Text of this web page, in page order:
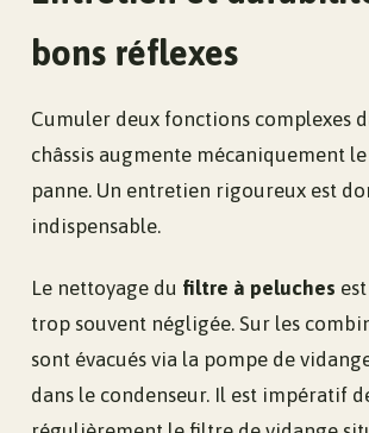
bons réflexes
Cumuler deux fonctions complexes
châssis augmente mécaniquement
panne. Un entretien rigoureux est
indispensable.
Le nettoyage du filtre à peluches
trop souvent négligée. Sur les
sont évacués via la pompe de
dans le condenseur. Il est impératif